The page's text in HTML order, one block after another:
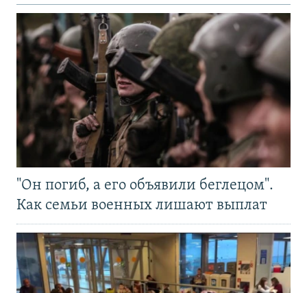
"Он погиб, а его объявили беглецом".
Как семьи военных лишают выплат